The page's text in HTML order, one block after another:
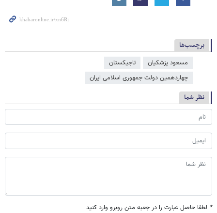
برچسب‌ها
مسعود پزشکیان
تاجیکستان
چهاردهمین دولت جمهوری اسلامی ایران
نظر شما
* لطفا حاصل عبارت را در جعبه متن روبرو وارد کنید